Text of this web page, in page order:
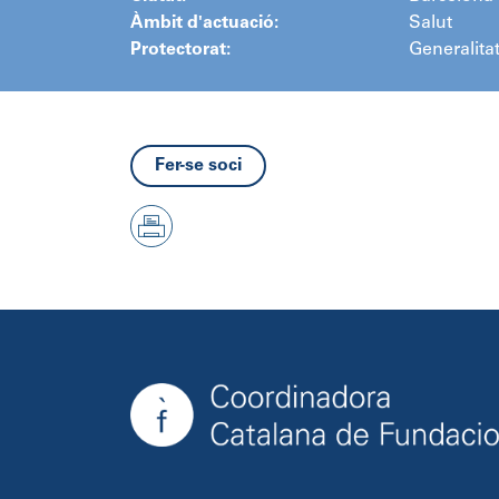
Àmbit d'actuació:
Salut
Protectorat:
Fer-se soci